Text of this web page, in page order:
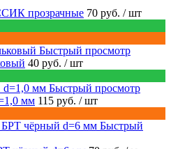
прозрачные 70 руб. / шт
Быстрый просмотр
40 руб. / шт
Быстрый просмотр
мм 115 руб. / шт
Быстрый